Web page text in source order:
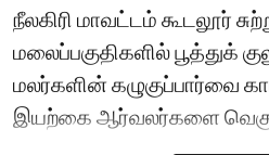
நீலகிரி மாவட்டம் கூடலூர்
மலைப்பகுதிகளில் பூத்துக்
மலர்களின் கழுகுப்பார்வை
இயற்கை ஆர்வலர்களை